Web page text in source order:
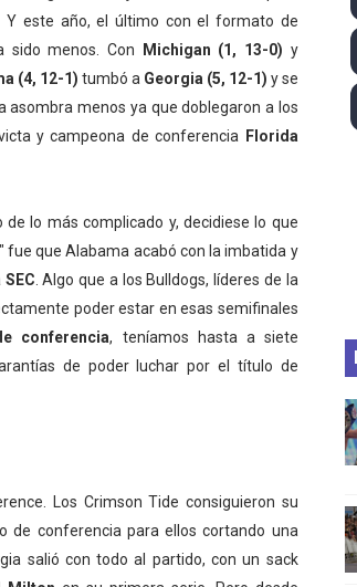
entra en el selecto grupo de los
en Hungría su primera victoria
Francia) - Bronce para Jorge y Ana
Y este año, el último con el formato de
sido menos. Con Michigan (1, 13-0) y
(4, 12-1) tumbó a Georgia (5, 12-1) y se
asombra menos ya que doblegaron a los
y campeona de conferencia
Florida
lo más complicado y, decidiese lo que
fue que Alabama acabó con la imbatida y
SEC . Algo que a los Bulldogs, líderes de la
poder estar en esas semifinales
conferencia, teníamos hasta a siete
de poder luchar por el título de
Los Crimson Tide consiguieron su
de conferencia para ellos cortando una
salió con todo al partido, con un sack